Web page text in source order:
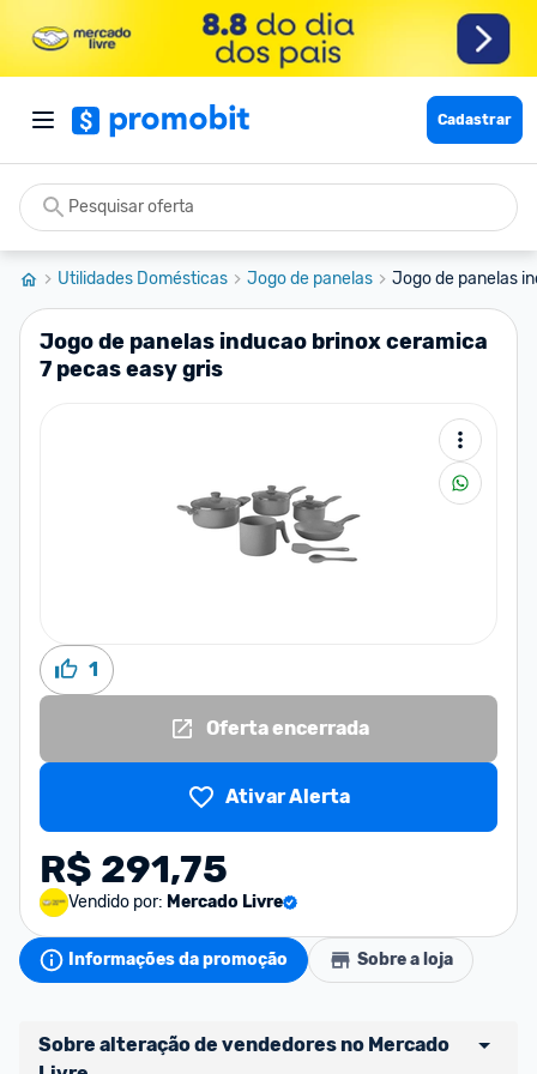
Cadastrar
Utilidades Domésticas Jogo de panelas Jogo de panelas
Jogo de panelas inducao brinox ceramica
7 pecas easy gris
1
Oferta encerrada
Ativar Alerta
R$ 291,75
Vendido por: Mercado Livre
Informações da promoção Sobre a loja
Sobre alteração de vendedores no Mercado